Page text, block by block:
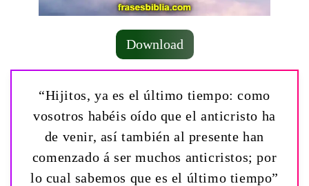
Download
“Hijitos, ya es el último tiempo: como
vosotros habéis oído que el anticristo ha
de venir, así también al presente han
comenzado á ser muchos anticristos; por
lo cual sabemos que es el último tiempo”